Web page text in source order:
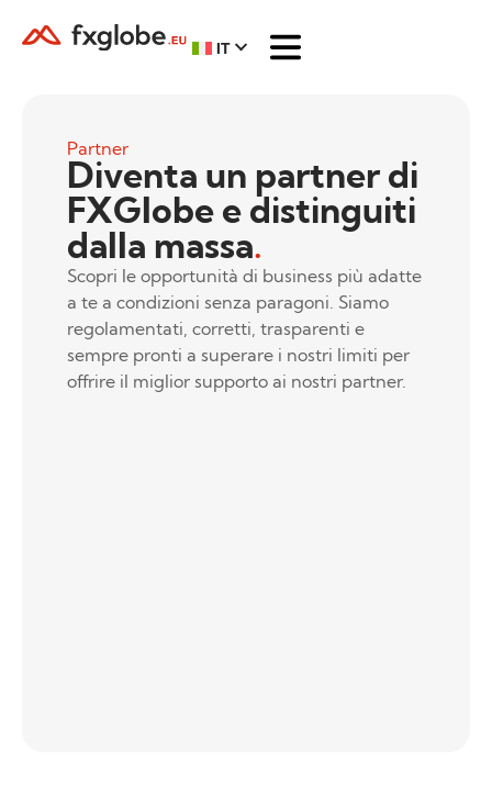
IT
Partner
Diventa un partner di
FXGlobe e distinguiti
dalla massa.
Scopri le opportunità di business più adatte
a te a condizioni senza paragoni. Siamo
regolamentati, corretti, trasparenti e
sempre pronti a superare i nostri limiti per
offrire il miglior supporto ai nostri partner.